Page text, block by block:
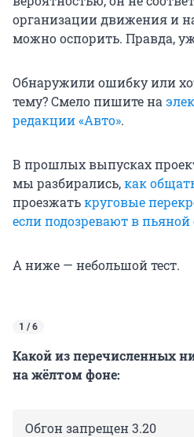
организации движения и
можно оспорить. Правда,
Обнаружили ошибку или
тему? Смело пишите на
редакции «Авто».
В прошлых выпусках
мы разбирались,как
проезжатькруговые
если подозревают в пьяной
А ниже — небольшой тест.
1 / 6
Какой из перечисленных
на жёлтом фоне:
Обгон запрещен 3.20